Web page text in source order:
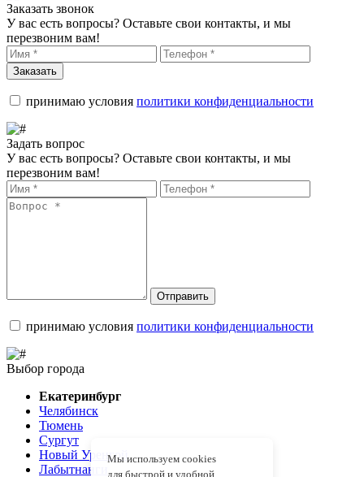
Заказать звонок
У вас есть вопросы? Оставьте свои контакты, и мы
перезвоним вам!
Заказать
принимаю условия политики конфиденциальности
Задать вопрос
У вас есть вопросы? Оставьте свои контакты, и мы
перезвоним вам!
Отправить
принимаю условия политики конфиденциальности
Выбор города
Екатеринбург
Челябинск
Тюмень
Сургут
Новый Уренгой
Лабытнанги
Мы используем cookies
для быстрой и удобной